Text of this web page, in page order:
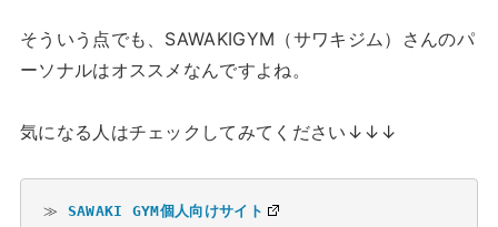
そういう点でも、SAWAKIGYM（サワキジム）さんのパ
ーソナルはオススメなんですよね。
気になる人はチェックしてみてください↓↓↓
≫ SAWAKI GYM個人向けサイト